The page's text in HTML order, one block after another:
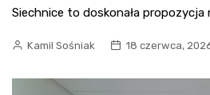
Siechnice to doskonała
Kamil Sośniak 18 czerwca,